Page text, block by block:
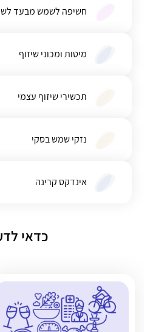
חשיפה לשמש מבעד
מיטות ומכוני שיזוף
תכשירי שיזוף עצמי
נזקי שמש בסקי
אינדקס קרינה
כדאי